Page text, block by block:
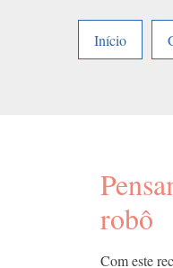
Início
robô
Com este